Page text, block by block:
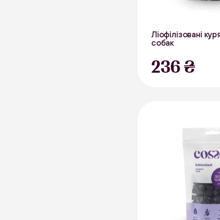
Ліофілізовані
собак
236 ₴
В наявності